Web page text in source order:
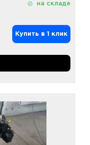
на складе
Купить в 1 клик